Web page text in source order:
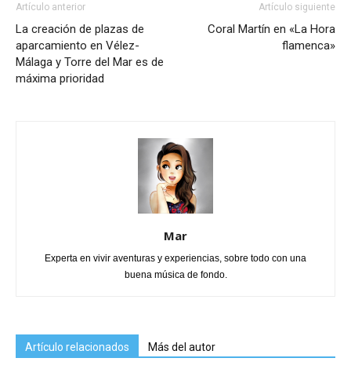
Artículo anterior
La creación de plazas de
aparcamiento en Vélez-
Málaga y Torre del Mar es de
máxima prioridad
Artículo siguiente
Coral Martín en «La Hora
flamenca»
Mar
Experta en vivir aventuras y experiencias, sobre todo con una
buena música de fondo.
Artículo relacionados Más del autor